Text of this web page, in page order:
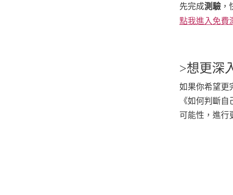
先完成測驗
點我進入免費
>想更深
如果你希望更
《如何判斷
可能性，進行